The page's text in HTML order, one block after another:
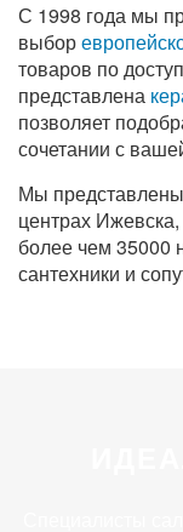
С 1998 года мы
выбор
товаров по
представлена
позволяет
сочетании с
Мы
центрах
более чем 35000
сантехники и